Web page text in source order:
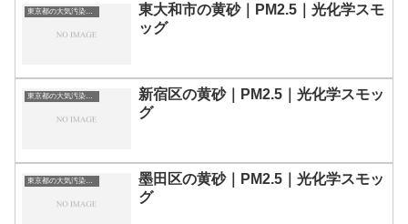
東京都の大気汚染・PM2.5・黄砂・エアロゾルの数値
東大和市の黄砂｜PM2.5｜光化学スモ
ッグ
東京都の大気汚染・PM2.5・黄砂・エアロゾルの数値
新宿区の黄砂｜PM2.5｜光化学スモッ
グ
東京都の大気汚染・PM2.5・黄砂・エアロゾルの数値
墨田区の黄砂｜PM2.5｜光化学スモッ
グ